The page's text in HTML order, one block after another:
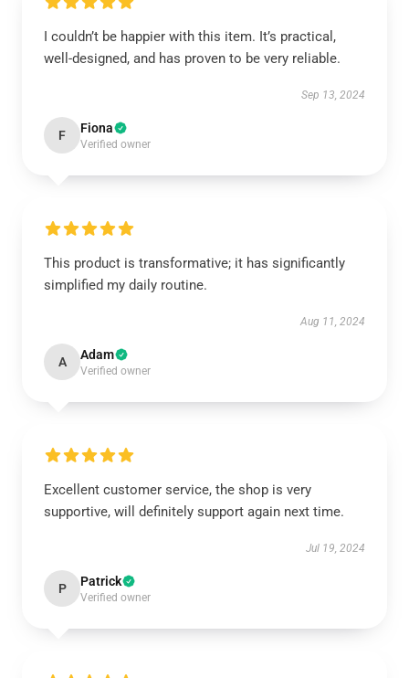
I couldn’t be happier with this item. It’s practical,
well-designed, and has proven to be very reliable.
Sep 13, 2024
F Fiona
Verified owner
This product is transformative; it has significantly
simplified my daily routine.
Aug 11, 2024
A Adam
Verified owner
Excellent customer service, the shop is very
supportive, will definitely support again next time.
Jul 19, 2024
P Patrick
Verified owner